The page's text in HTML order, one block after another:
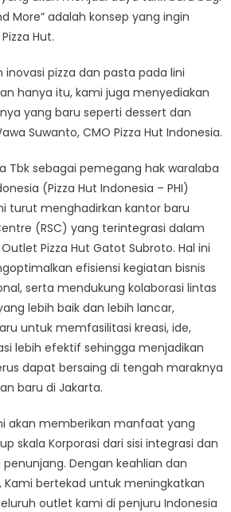
More” adalah konsep yang ingin
Hut.
pizza dan pasta pada lini
hanya itu, kami juga menyediakan
yang baru seperti dessert dan
Suwanto, CMO Pizza Hut Indonesia.
Tbk sebagai pemegang hak waralaba
(Pizza Hut Indonesia – PHI)
turut menghadirkan kantor baru
(RSC) yang terintegrasi dalam
Pizza Hut Gatot Subroto. Hal ini
efisiensi kegiatan bisnis
serta mendukung kolaborasi lintas
lebih baik dan lebih lancar,
untuk memfasilitasi kreasi, ide,
lebih efektif sehingga menjadikan
dapat bersaing di tengah maraknya
baru di Jakarta.
akan memberikan manfaat yang
skala Korporasi dari sisi integrasi dan
Dengan keahlian dan
Kami bertekad untuk meningkatkan
outlet kami di penjuru Indonesia